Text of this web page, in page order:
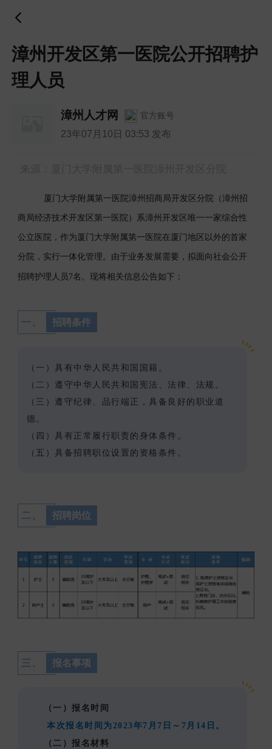
漳州开发区第一医院公开招聘护
理人员
漳州人才网 官方账号
23年07月10日 03:53 发布
厦门大学附属第一医院漳州招商局开发区分院（漳州招
商局经济技术开发区第一医院）系漳州开发区唯一一家综合性
公立医院，作为厦门大学附属第一医院在厦门地区以外的首家
分院，实行一体化管理。由于业务发展需要，拟面向社会公开
招聘护理人员7名。现将相关信息公告如下：
一、 招聘条件
（一）具有中华人民共和国国籍。
（二）遵守中华人民共和国宪法、法律、法规。
（三）遵守纪律、品行端正，具备良好的职业道
德。
（四）具有正常履行职责的身体条件。
（五）具备招聘职位设置的资格条件。
二、 招聘岗位
三、 报名事项
（一）报名时间
本次报名时间为2023年7月7日～7月14日。
（二）报名材料